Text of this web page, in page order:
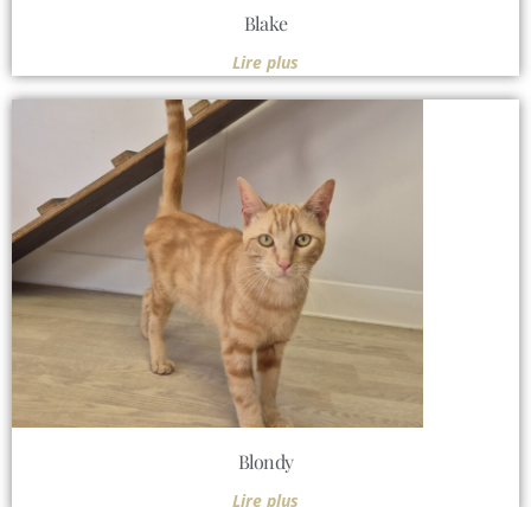
Blake
Lire plus
Blondy
Lire plus